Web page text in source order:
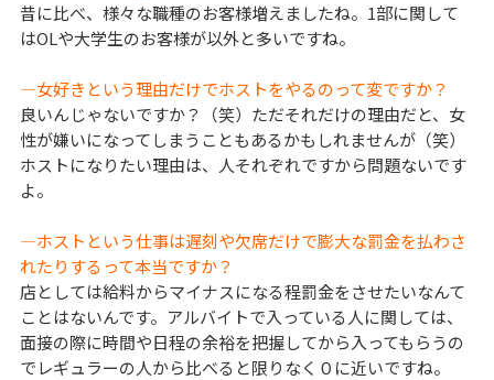
昔に比べ、様々な職種のお客様増えましたね。1部に関して
はOLや大学生のお客様が以外と多いですね。
―女好きという理由だけでホストをやるのって変ですか？
良いんじゃないですか？（笑）ただそれだけの理由だと、女
性が嫌いになってしまうこともあるかもしれませんが（笑）
ホストになりたい理由は、人それぞれですから問題ないです
よ。
―ホストという仕事は遅刻や欠席だけで膨大な罰金を払わさ
れたりするって本当ですか？
店としては給料からマイナスになる程罰金をさせたいなんて
ことはないんです。アルバイトで入っている人に関しては、
面接の際に時間や日程の余裕を把握してから入ってもらうの
でレギュラーの人から比べると限りなく０に近いですね。